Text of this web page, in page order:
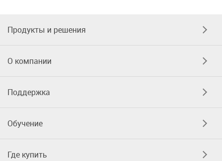
Продукты и решения
О компании
Поддержка
Обучение
Где купить